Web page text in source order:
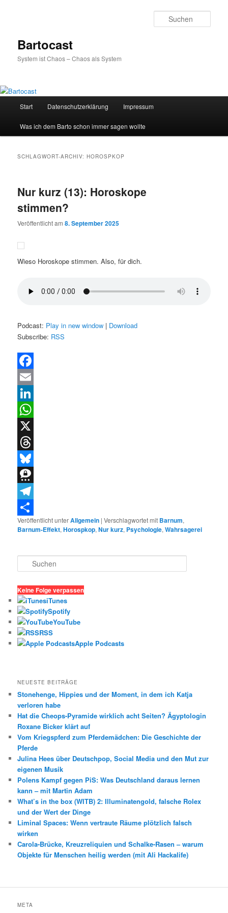
Bartocast
System ist Chaos – Chaos als System
Start Datenschutzerklärung Impressum
Was ich dem Barto schon immer sagen wollte
SCHLAGWORT-ARCHIV:HOROSPKOP
Nur kurz (13): Horoskope
stimmen?
Veröffentlicht am8. September 2025
Wieso Horoskope stimmen. Also, für dich.
Podcast: Play in new window | Download
Subscribe: RSS
Facebook
Email
LinkedIn
WhatsApp
X
Threads
Bluesky
Threema
Telegram
Teilen
Veröffentlicht unterAllgemein |Verschlagwortet mit Barnum,
Barnum-Effekt,Horospkop,Nur kurz, Psychologie,Wahrsagerei
u
h
e
n
Keine Folge verpassen
iTunes
Spotify
YouTube
RSS
Apple Podcasts
NEUESTE BEITRÄGE
Stonehenge, Hippies und der Moment, in dem ich Katja
verloren habe
Hat die Cheops-Pyramide wirklich acht Seiten? Ägyptologin
Roxane Bicker klärt auf
Vom Kriegspferd zum Pferdemädchen: Die Geschichte der
Pferde
Julina Hees über Deutschpop, Social Media und den Mut zur
eigenen Musik
Polens Kampf gegen PiS: Was Deutschland daraus lernen
kann – mit Martin Adam
What’s in the box (WITB) 2: Illuminatengold, falsche Rolex
und der Wert der Dinge
Liminal Spaces: Wenn vertraute Räume plötzlich falsch
wirken
Carola-Brücke, Kreuzreliquien und Schalke-Rasen – warum
Objekte für Menschen heilig werden (mit Ali Hackalife)
META